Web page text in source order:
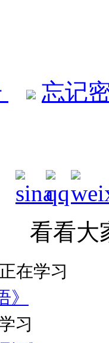
忘记
看看大
正在学习
》
习